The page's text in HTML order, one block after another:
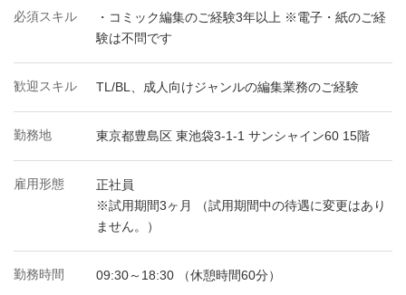
必須スキル
・コミック編集のご経験3年以上 ※電子・紙のご経
験は不問です
歓迎スキル TL/BL、成人向けジャンルの編集業務のご経験
勤務地 東京都豊島区 東池袋3-1-1 サンシャイン60 15階
雇用形態
正社員
※試用期間3ヶ月 （試用期間中の待遇に変更はあり
ません。）
勤務時間 09:30～18:30 （休憩時間60分）